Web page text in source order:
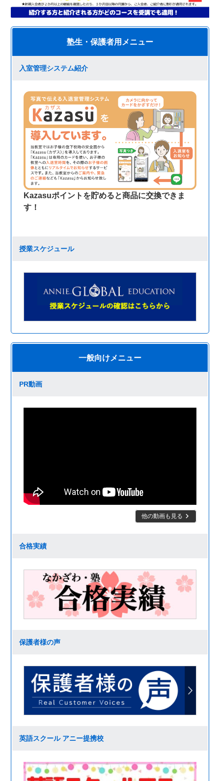
塾生・保護者用メニュー
入室管理システム紹介
Kazasuポイントを貯めると商品に交換できま
す！
授業スケジュール
一般向けメニュー
PR動画
他の動画も見る keyboard_arrow_right
合格実績
保護者様の声
英語スクール アニー提携校